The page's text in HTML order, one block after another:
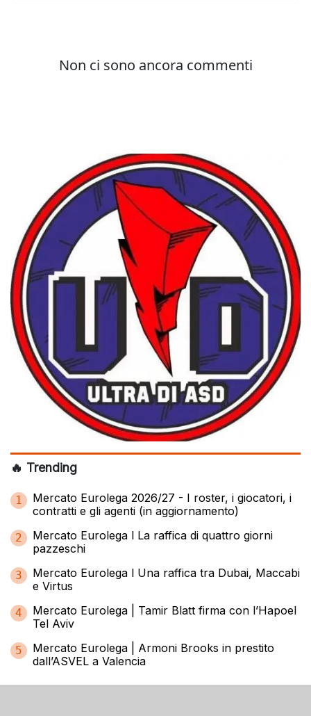
🔥 Trending
1
Mercato Eurolega 2026/27 - I roster, i giocatori, i
contratti e gli agenti (in aggiornamento)
2
Mercato Eurolega l La raffica di quattro giorni
pazzeschi
3
Mercato Eurolega l Una raffica tra Dubai, Maccabi
e Virtus
4
Mercato Eurolega | Tamir Blatt firma con l’Hapoel
Tel Aviv
5
Mercato Eurolega | Armoni Brooks in prestito
dall’ASVEL a Valencia